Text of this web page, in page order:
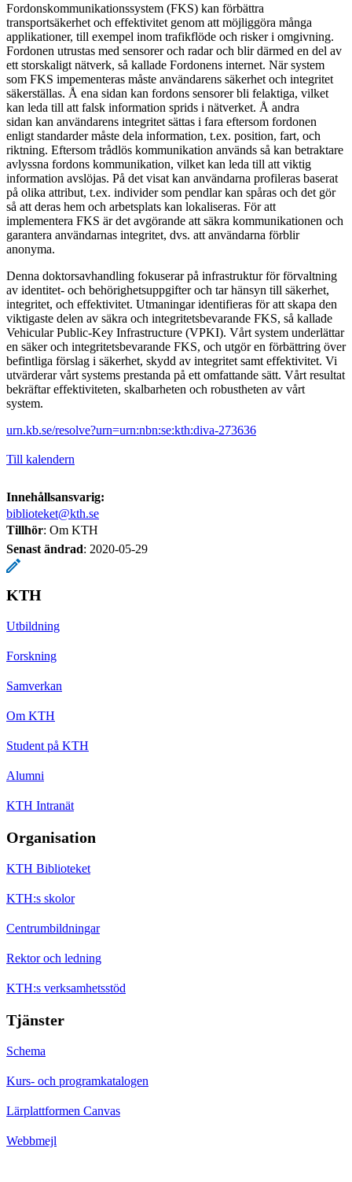
Fordonskommunikationssystem (FKS) kan förbättra
transportsäkerhet och effektivitet genom att möjliggöra många
applikationer, till exempel inom trafikflöde och risker i omgivning.
Fordonen utrustas med sensorer och radar och blir därmed en del av
ett storskaligt nätverk, så kallade Fordonens internet. När system
som FKS impementeras måste användarens säkerhet och integritet
säkerställas. Å ena sidan kan fordons sensorer bli felaktiga, vilket
kan leda till att falsk information sprids i nätverket. Å andra
sidan kan användarens integritet sättas i fara eftersom fordonen
enligt standarder måste dela information, t.ex. position, fart, och
riktning. Eftersom trådlös kommunikation används så kan betraktare
avlyssna fordons kommunikation, vilket kan leda till att viktig
information avslöjas. På det visat kan användarna profileras baserat
på olika attribut, t.ex. individer som pendlar kan spåras och det gör
så att deras hem och arbetsplats kan lokaliseras. För att
implementera FKS är det avgörande att säkra kommunikationen och
garantera användarnas integritet, dvs. att användarna förblir
anonyma.
Denna doktorsavhandling fokuserar på infrastruktur för förvaltning
av identitet- och behörighetsuppgifter och tar hänsyn till säkerhet,
integritet, och effektivitet. Utmaningar identifieras för att skapa den
viktigaste delen av säkra och integritetsbevarande FKS, så kallade
Vehicular Public-Key Infrastructure (VPKI). Vårt system underlättar
en säker och integritetsbevarande FKS, och utgör en förbättring över
befintliga förslag i säkerhet, skydd av integritet samt effektivitet. Vi
utvärderar vårt systems prestanda på ett omfattande sätt. Vårt resultat
bekräftar effektiviteten, skalbarheten och robustheten av vårt
system.
urn.kb.se/resolve?urn=urn:nbn:se:kth:diva-273636
Till kalendern
Innehållsansvarig:
biblioteket@kth.se
Tillhör: Om KTH
Senast ändrad: 2020-05-29
KTH
Utbildning
Forskning
Samverkan
Om KTH
Student på KTH
Alumni
KTH Intranät
Organisation
KTH Biblioteket
KTH:s skolor
Centrumbildningar
Rektor och ledning
KTH:s verksamhetsstöd
Tjänster
Schema
Kurs- och programkatalogen
Lärplattformen Canvas
Webbmejl